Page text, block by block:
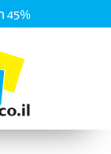
45% הנחה לחברי מועדון ומצטרפים חדשים |